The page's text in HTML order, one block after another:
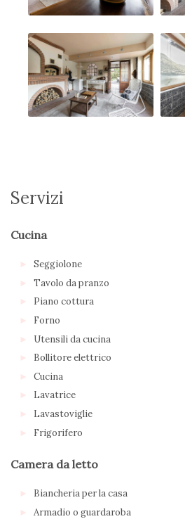
Servizi
Cucina
Seggiolone
Tavolo da pranzo
Piano cottura
Forno
Utensili da cucina
Bollitore elettrico
Cucina
Lavatrice
Lavastoviglie
Frigorifero
Camera da letto
Biancheria per la casa
Armadio o guardaroba